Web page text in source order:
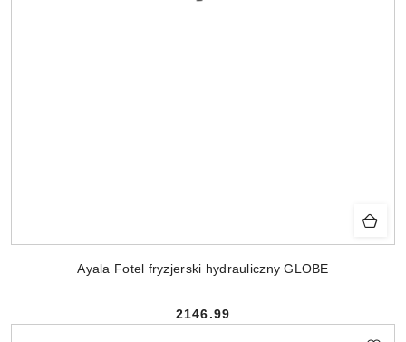
Ayala Fotel fryzjerski hydrauliczny GLOBE
Cena:
2146.99